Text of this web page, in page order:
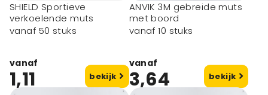
SHIELD Sportieve
verkoelende muts
vanaf 50 stuks
vanaf
1,11 bekijk
ANVIK 3M gebreide muts
met boord
vanaf 10 stuks
vanaf
3,64 bekijk